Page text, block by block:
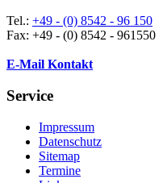
Tel.: +49 - (0) 8542 - 96 150
Fax: +49 - (0) 8542 - 961550
E-Mail Kontakt
Service
Impressum
Datenschutz
Sitemap
Termine